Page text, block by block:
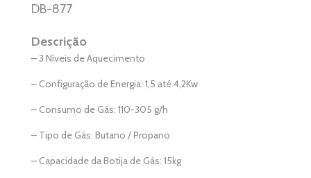
Casa e Jardim
Casa de Banho
DB-877
Descrição
– 3 Níveis de Aquecimento
– Configuração de Energia: 1,5 até 4,2Kw
– Consumo de Gás: 110-305 g/h
– Tipo de Gás: Butano / Propano
– Capacidade da Botija de Gás: 15kg